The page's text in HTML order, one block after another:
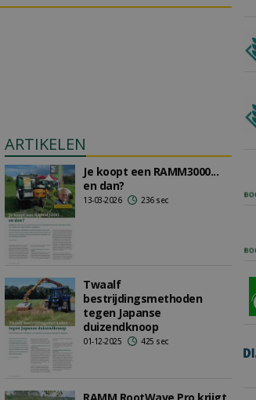
ARTIKELEN
Je koopt een RAMM3000...
en dan?
13-03-2026 236 sec
Twaalf
bestrijdingsmethoden
tegen Japanse
duizendknoop
01-12-2025 425 sec